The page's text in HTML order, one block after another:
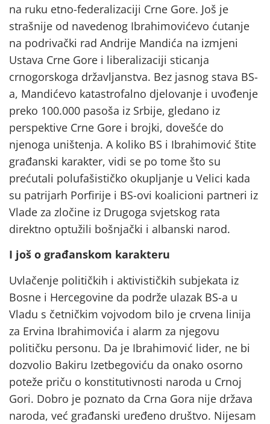
na ruku etno-federalizaciji Crne Gore. Još je
strašnije od navedenog Ibrahimovićevo ćutanje
na podrivački rad Andrije Mandića na izmjeni
Ustava Crne Gore i liberalizaciji sticanja
crnogorskoga državljanstva. Bez jasnog stava BS-
a, Mandićevo katastrofalno djelovanje i uvođenje
preko 100.000 pasoša iz Srbije, gledano iz
perspektive Crne Gore i brojki, dovešće do
njenoga uništenja. A koliko BS i Ibrahimović štite
građanski karakter, vidi se po tome što su
prećutali polufašističko okupljanje u Velici kada
su patrijarh Porfirije i BS-ovi koalicioni partneri iz
Vlade za zločine iz Drugoga svjetskog rata
direktno optužili bošnjački i albanski narod.
I još o građanskom karakteru
Uvlačenje političkih i aktivističkih subjekata iz
Bosne i Hercegovine da podrže ulazak BS-a u
Vladu s četničkim vojvodom bilo je crvena linija
za Ervina Ibrahimovića i alarm za njegovu
političku personu. Da je Ibrahimović lider, ne bi
dozvolio Bakiru Izetbegoviću da onako osorno
poteže priču o konstitutivnosti naroda u Crnoj
Gori. Dobro je poznato da Crna Gora nije država
naroda, već građanski uređeno društvo. Nijesam